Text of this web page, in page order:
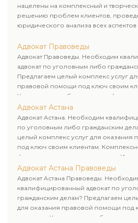
нацелены на комплексный и
решению проблем клиентов,
юридического анализа всех
Адвокат Правоведы
Адвокат Правоведы. Необходим
адвокат по уголовным либо
Предлагаем целый комплекс услуг
правовой помощи под ключ своим
Комплексное обслуживание
лиц. Индивидуальный подход к
Адвокат Астана
Адвокат Астана. Необходим
по уголовным либо гражданским
целый комплекс услуг для
под ключ своим клиентам.
физических и юридических лиц.
каждому клиенту.
Адвокат Астана Правоведы
Адвокат Астана Правоведы.
квалифицированный адвокат по
гражданским делам? Предлагаем
для оказания правовой помощи под
клиентам. Комплексное